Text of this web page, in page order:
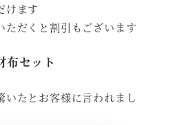
けます
ただくと割引もございます
布セット
いたとお客様に言われまし